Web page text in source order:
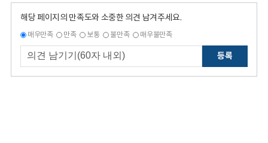
해당 페이지의 만족도와 소중한 의견 남겨주세요.
매우만족 만족 보통 불만족 매우불만족
등록